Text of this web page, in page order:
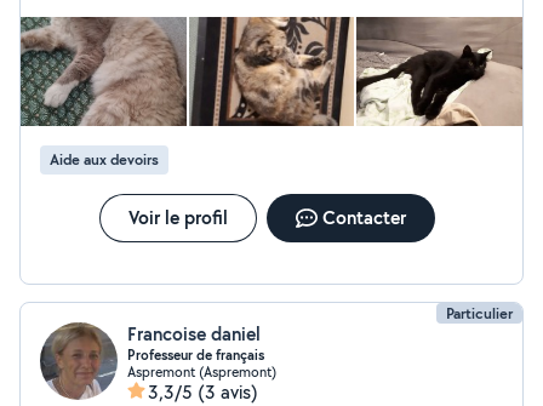
vélo. A bientôt!
Aide aux devoirs
Voir le profil Contacter
Particulier
Francoise daniel
Professeur de français
Aspremont (Aspremont)
3,3/5 (3 avis)